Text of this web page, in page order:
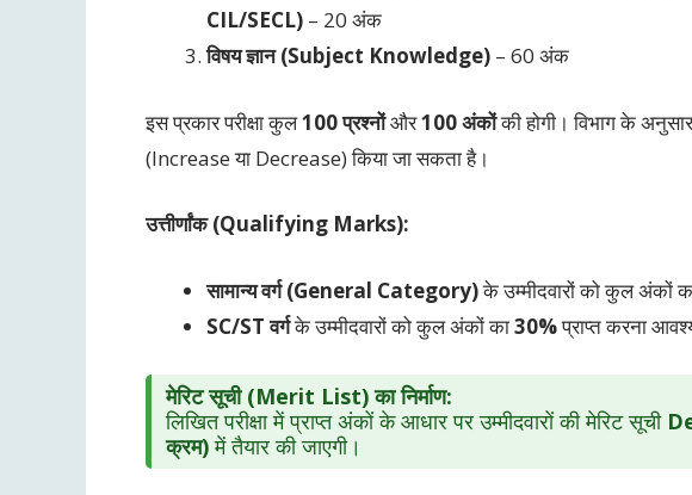
CIL/SECL) – 20 अंक
विषय ज्ञान (Subject Knowledge) – 60 अंक
इस प्रकार परीक्षा कुल100 प्रश्नोंऔर100 अंकोंकी होगी। विभाग के
(Increase या Decrease) किया जा सकता है।
उत्तीर्णांक (Qualifying Marks):
सामान्य वर्ग (General Category)के उम्मीदवारों को कुल अंकों
SC/ST वर्गके उम्मीदवारों को कुल अंकों का30%प्राप्त करना
मेरिट सूची (Merit List) का निर्माण:
लिखित परीक्षा में प्राप्त अंकों के आधार पर उम्मीदवारों की मेरिट सूची
क्रम)में तैयार की जाएगी।